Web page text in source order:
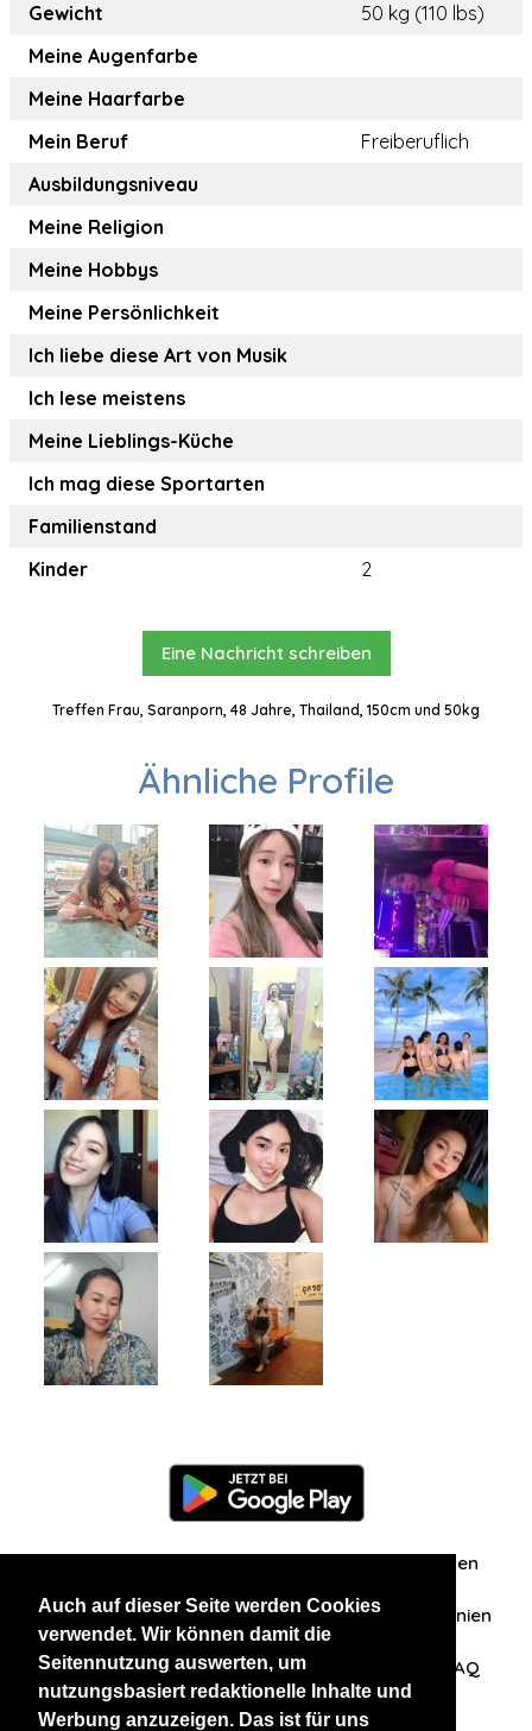
Auch auf dieser Seite werden Cookies
verwendet. Wir können damit die
Seitennutzung auswerten, um
nutzungsbasiert redaktionelle Inhalte und
Werbung anzuzeigen. Das ist für uns
Gewicht
50 kg (110 lbs)
Meine Augenfarbe
Meine Haarfarbe
Mein Beruf
Freiberuflich
Ausbildungsniveau
Meine Religion
Meine Hobbys
Meine Persönlichkeit
Ich liebe diese Art von Musik
Ich lese meistens
Meine Lieblings-Küche
Ich mag diese Sportarten
Familienstand
Kinder
2
Eine Nachricht schreiben
Treffen Frau, Saranporn, 48 Jahre, Thailand, 150cm und 50kg
Ähnliche Profile
Zuschriften/Erfahrungen
Datenschutzerklärung AGB Datenschutzrichtlinien
Nehmen Sie Kontakt mit uns auf FAQ